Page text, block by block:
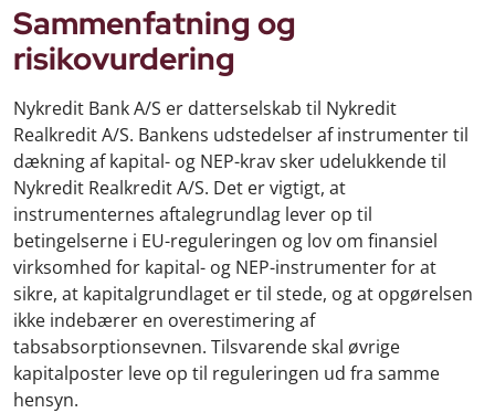
Sammenfatning og
risikovurdering
Nykredit Bank A/S er datterselskab til Nykredit
Realkredit A/S. Bankens udstedelser af instrumenter til
dækning af kapital- og NEP-krav sker udelukkende til
Nykredit Realkredit A/S. Det er vigtigt, at
instrumenternes aftalegrundlag lever op til
betingelserne i EU-reguleringen og lov om finansiel
virksomhed for kapital- og NEP-instrumenter for at
sikre, at kapitalgrundlaget er til stede, og at opgørelsen
ikke indebærer en overestimering af
tabsabsorptionsevnen. Tilsvarende skal øvrige
kapitalposter leve op til reguleringen ud fra samme
hensyn.